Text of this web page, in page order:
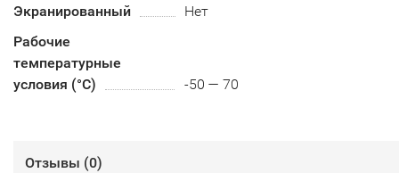
Экранированный
Нет
Рабочие
температурные
условия (°С)
-50 — 70
Отзывы (0)